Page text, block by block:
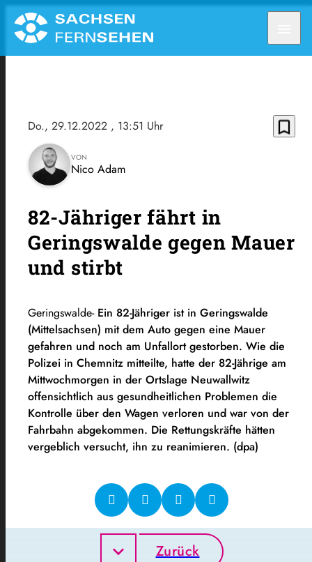
Do., 29.12.2022 , 13:51 Uhr bookmark_border
VON
Nico Adam
82-Jähriger fährt in
Geringswalde gegen Mauer
und stirbt
Geringswalde- Ein 82-Jähriger ist in Geringswalde
(Mittelsachsen) mit dem Auto gegen eine Mauer
gefahren und noch am Unfallort gestorben. Wie die
Polizei in Chemnitz mitteilte, hatte der 82-Jährige am
Mittwochmorgen in der Ortslage Neuwallwitz
offensichtlich aus gesundheitlichen Problemen die
Kontrolle über den Wagen verloren und war von der
Fahrbahn abgekommen. Die Rettungskräfte hätten
vergeblich versucht, ihn zu reanimieren. (dpa)
Zurück